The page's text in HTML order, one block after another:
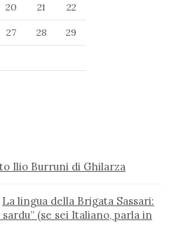
20 21
22
27 28
29
Ilio Burruni di Ghilarza
La lingua della Brigata Sassari:
(se sei Italiano, parla in